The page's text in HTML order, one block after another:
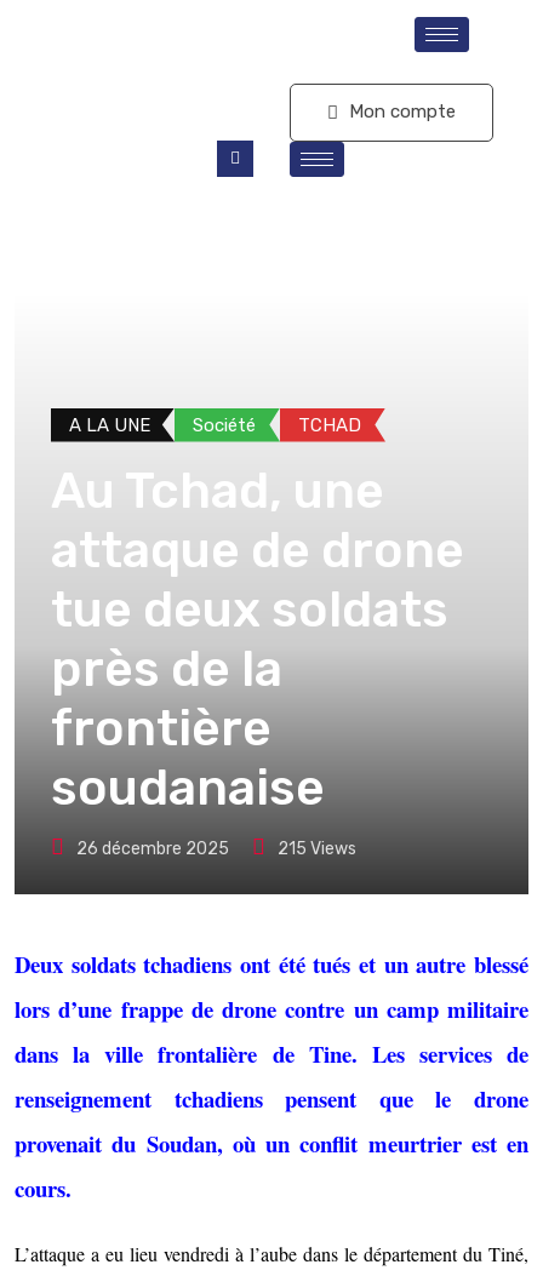
Mon compte
A LA UNE Société TCHAD
Au Tchad, une
attaque de drone
tue deux soldats
près de la
frontière
soudanaise
26 décembre 2025 215 Views
Deux soldats tchadiens ont été tués et un autre blessé
lors d’une frappe de drone contre un camp militaire
dans la ville frontalière de Tine. Les services de
renseignement tchadiens pensent que le drone
provenait du Soudan, où un conflit meurtrier est en
cours.
L’attaque a eu lieu vendredi à l’aube dans le département du Tiné,